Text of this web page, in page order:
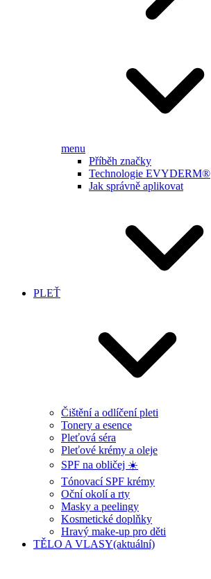
menu
Příběh značky
Technologie EVYDERM®
Jak správně aplikovat
PLEŤ
Čištění a odlíčení pleti
Tonery a esence
Pleťová séra
Pleťové krémy a oleje
SPF na obličej ☀️
Tónovací SPF krémy
Oční okolí a rty
Masky a peelingy
Kosmetické doplňky
Hravý make-up pro děti
TĚLO A VLASY(aktuální)